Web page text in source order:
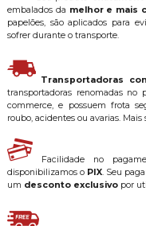
embalados da melhor e mais
papelões, são aplicados para
sofrer durante o transporte.
Transportadoras
transportadoras renomadas
commerce, e possuem frota
roubo, acidentes ou avarias. Mais
Facilidade no
disponibilizamos o PIX. Seu
um desconto exclusivopor